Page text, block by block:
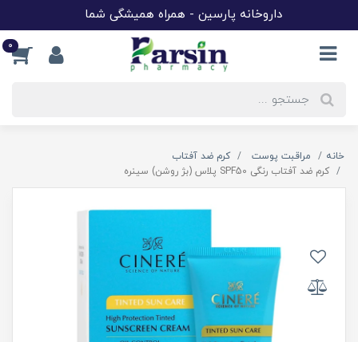
داروخانه پارسین - همراه همیشگی شما
0
خانه مراقبت پوست
کرم ضد آفتاب
کرم ضد آفتاب رنگی SPF50 پلاس (بژ روشن) سینره